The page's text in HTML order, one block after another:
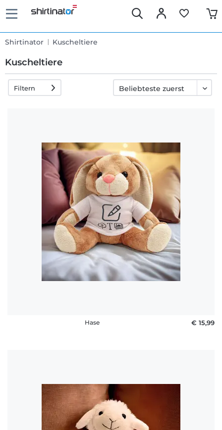
Shirtinator Kuscheltiere
Kuscheltiere
30 Tage
Umtauschrecht
Rückgaberecht
Häufige
Fragen
Filtern
Hase € 15,99